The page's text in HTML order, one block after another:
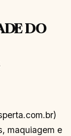
DO
maquiagem e